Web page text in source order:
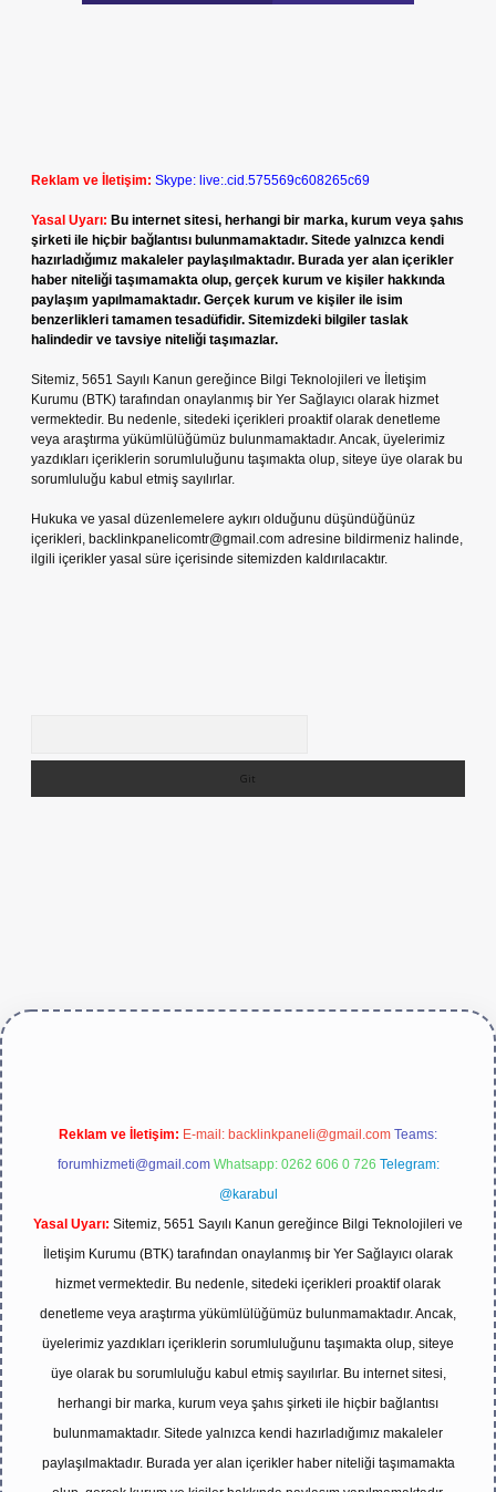
Reklam ve İletişim: Skype: live:.cid.575569c608265c69
Yasal Uyarı: Bu internet sitesi, herhangi bir marka, kurum veya şahıs
şirketi ile hiçbir bağlantısı bulunmamaktadır. Sitede yalnızca kendi
hazırladığımız makaleler paylaşılmaktadır. Burada yer alan içerikler
haber niteliği taşımamakta olup, gerçek kurum ve kişiler hakkında
paylaşım yapılmamaktadır. Gerçek kurum ve kişiler ile isim
benzerlikleri tamamen tesadüfidir. Sitemizdeki bilgiler taslak
halindedir ve tavsiye niteliği taşımazlar.
Sitemiz, 5651 Sayılı Kanun gereğince Bilgi Teknolojileri ve İletişim
Kurumu (BTK) tarafından onaylanmış bir Yer Sağlayıcı olarak hizmet
vermektedir. Bu nedenle, sitedeki içerikleri proaktif olarak denetleme
veya araştırma yükümlülüğümüz bulunmamaktadır. Ancak, üyelerimiz
yazdıkları içeriklerin sorumluluğunu taşımakta olup, siteye üye olarak bu
sorumluluğu kabul etmiş sayılırlar.
Hukuka ve yasal düzenlemelere aykırı olduğunu düşündüğünüz
içerikleri, backlinkpanelicomtr@gmail.com adresine bildirmeniz halinde,
ilgili içerikler yasal süre içerisinde sitemizden kaldırılacaktır.
betexper.live/
Reklam ve İletişim: E-mail: backlinkpaneli@gmail.com Teams:
forumhizmeti@gmail.com Whatsapp: 0262 606 0 726 Telegram:
@karabul
Yasal Uyarı: Sitemiz, 5651 Sayılı Kanun gereğince Bilgi Teknolojileri ve
İletişim Kurumu (BTK) tarafından onaylanmış bir Yer Sağlayıcı olarak
hizmet vermektedir. Bu nedenle, sitedeki içerikleri proaktif olarak
denetleme veya araştırma yükümlülüğümüz bulunmamaktadır. Ancak,
üyelerimiz yazdıkları içeriklerin sorumluluğunu taşımakta olup, siteye
üye olarak bu sorumluluğu kabul etmiş sayılırlar. Bu internet sitesi,
herhangi bir marka, kurum veya şahıs şirketi ile hiçbir bağlantısı
bulunmamaktadır. Sitede yalnızca kendi hazırladığımız makaleler
paylaşılmaktadır. Burada yer alan içerikler haber niteliği taşımamakta